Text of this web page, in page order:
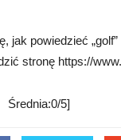
jak powiedzieć
stronę https://
Średnia:0/5]